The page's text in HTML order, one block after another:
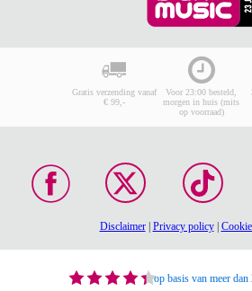
Gratis verzending vanaf
€ 99,-
Voor 23:00 besteld,
morgen in huis (mits
op voorraad)
Disclaimer| Privacy policy|
op basis van meer